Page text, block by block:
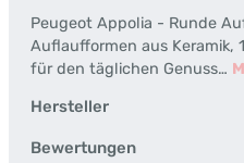
Peugeot Appolia - Runde
Auflaufformen aus Keramik,
für den täglichen Genuss…
Hersteller
Bewertungen